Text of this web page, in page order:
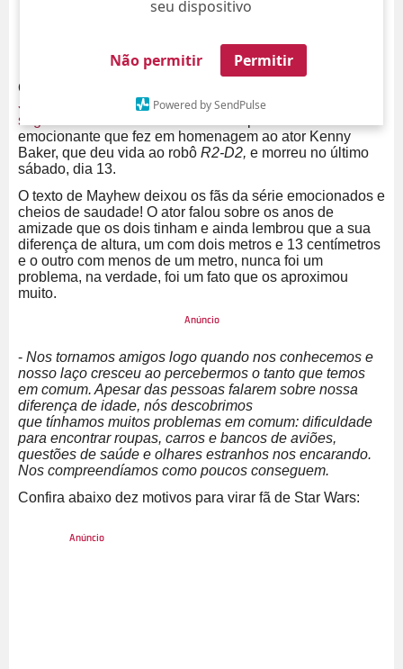
seu dispositivo
Não permitir Permitir
Powered by SendPulse
O intérprete do
Star Wars
o ator Peter Mayhew, compartilhou com seus
seguidores
emocionante que fez em homenagem ao ator Kenny
Baker, que deu vida ao robô R2-D2, e morreu no último
sábado, dia 13.
O texto de Mayhew deixou os fãs da série emocionados e
cheios de saudade! O ator falou sobre os anos de
amizade que os dois tinham e ainda lembrou que a sua
diferença de altura, um com dois metros e 13 centímetros
e o outro com menos de um metro, nunca foi um
problema, na verdade, foi um fato que os aproximou
muito.
- Nos tornamos amigos logo quando nos conhecemos e
nosso laço cresceu ao percebermos o tanto que temos
em comum. Apesar das pessoas falarem sobre nossa
diferença de idade, nós descobrimos
que tínhamos muitos problemas em comum: dificuldade
para encontrar roupas, carros e bancos de aviões,
questões de saúde e olhares estranhos nos encarando.
Nos compreendíamos como poucos conseguem.
Confira abaixo dez motivos para virar fã de Star Wars: